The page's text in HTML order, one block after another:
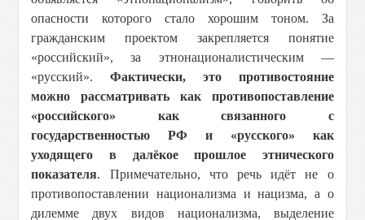
опасности которого стало хорошим тоном. За
гражданским проектом закрепляется понятие
«российский», за этнонационалистическим —
«русский».Фактически, это противостояние
можно рассматривать как противопоставление
«российского» как связанного с
государственностью РФ и «русского» как
уходящего в далёкое прошлое этнического
показателя. Примечательно, что речь идёт не о
противопоставлении национализма и нацизма, а о
дилемме двух видов национализма, выделение